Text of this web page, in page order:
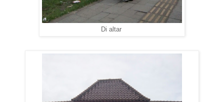
Di altar